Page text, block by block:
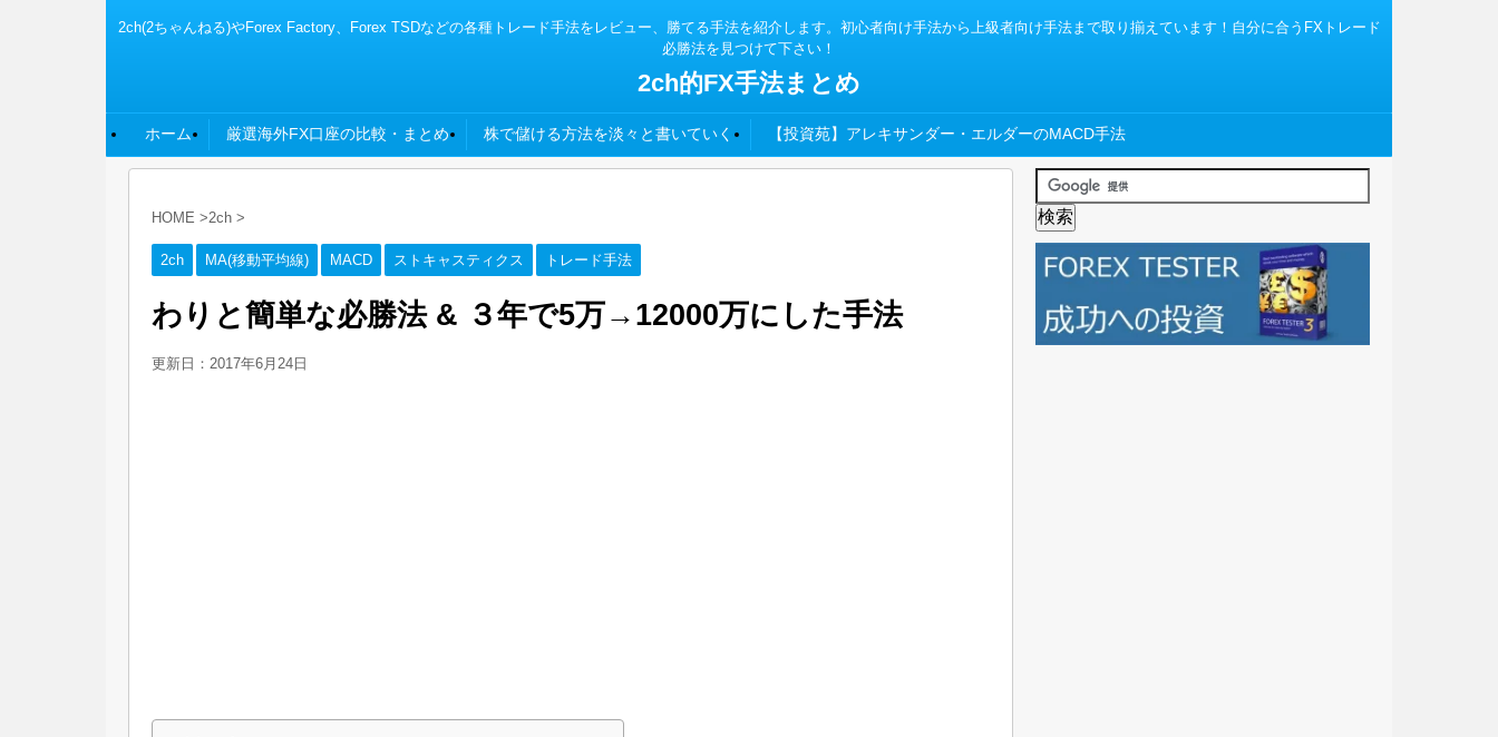
2ch(2ちゃんねる)やForex Factory、Forex TSDなどの各種トレード手法をレビュー、勝てる手法を紹介します。初心者向け手法から上級者向け手法まで取り揃えています！自分に合うFXトレード
必勝法を見つけて下さい！
2ch的FX手法まとめ
ホーム 厳選海外FX口座の比較・まとめ 株で儲ける方法を淡々と書いていく 【投資苑】アレキサンダー・エルダーのMACD手法
HOME >2ch >
2ch MA(移動平均線) MACD ストキャスティクス トレード手法
わりと簡単な必勝法 & ３年で5万→12000万にした手法
更新日： 2017年6月24日